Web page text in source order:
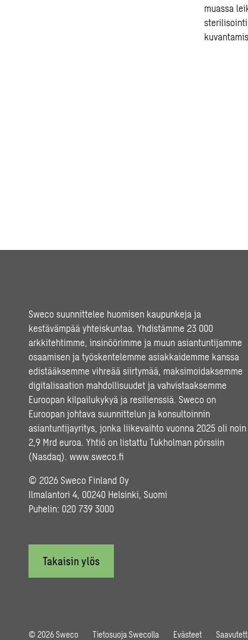
muassa
Sweco suunnittelee huomisen kaupunkeja ja
kestävämpää yhteiskuntaa. Yhdistämme 23 000
arkkitehtimme, insinöörimme ja muun asiantuntijamme
osaamisen ja työskentelemme asiakkaidemme kanssa
edistääksemme vihreää siirtymää, maksimoidaksemme
digitalisaation mahdollisuudet ja vahvistaaksemme
Euroopan kilpailukykyä ja resilienssiä. Sweco on
Euroopan johtava suunnittelun ja konsultoinnin
asiantuntijayritys, jonka liikevaihto vuonna 2025 oli noin
2,9 Mrd euroa. Yhtiö on listattu Tukholman pörssiin
(Nasdaq). www.sweco.fi
© 2026 Sweco Finland Oy
Ilmalantori 4, 00240 Helsinki, Suomi
Puhelin: 020 739 3000
Takaisin ylös
© 2026 Sweco Tietosuoja Swecolla Evästeet